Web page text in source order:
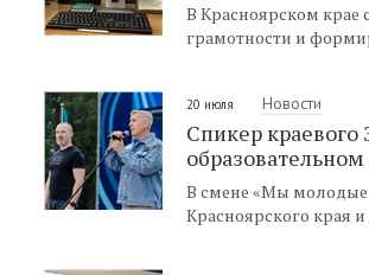
В Красноярском крае
грамотности и
20 июля Новости
Спикер
В смене «Мы
Красноярского края